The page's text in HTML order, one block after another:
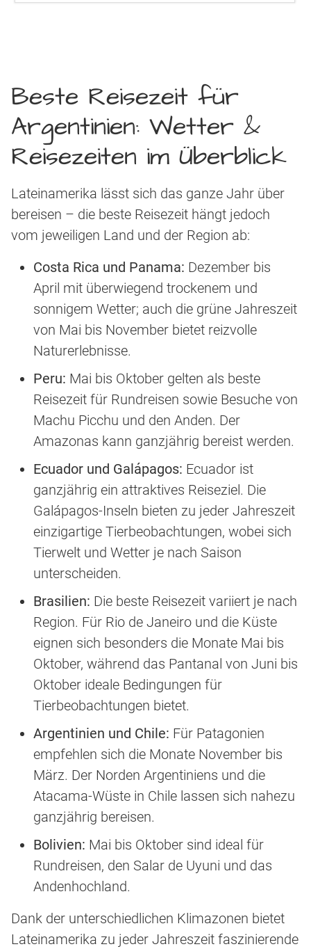
Beste Reisezeit für
Argentinien: Wetter &
Reisezeiten im Überblick
Lateinamerika lässt sich das ganze Jahr über
bereisen – die beste Reisezeit hängt jedoch
vom jeweiligen Land und der Region ab:
Costa Rica und Panama: Dezember bis
April mit überwiegend trockenem und
sonnigem Wetter; auch die grüne Jahreszeit
von Mai bis November bietet reizvolle
Naturerlebnisse.
Peru: Mai bis Oktober gelten als beste
Reisezeit für Rundreisen sowie Besuche von
Machu Picchu und den Anden. Der
Amazonas kann ganzjährig bereist werden.
Ecuador und Galápagos: Ecuador ist
ganzjährig ein attraktives Reiseziel. Die
Galápagos-Inseln bieten zu jeder Jahreszeit
einzigartige Tierbeobachtungen, wobei sich
Tierwelt und Wetter je nach Saison
unterscheiden.
Brasilien: Die beste Reisezeit variiert je nach
Region. Für Rio de Janeiro und die Küste
eignen sich besonders die Monate Mai bis
Oktober, während das Pantanal von Juni bis
Oktober ideale Bedingungen für
Tierbeobachtungen bietet.
Argentinien und Chile: Für Patagonien
empfehlen sich die Monate November bis
März. Der Norden Argentiniens und die
Atacama-Wüste in Chile lassen sich nahezu
ganzjährig bereisen.
Bolivien: Mai bis Oktober sind ideal für
Rundreisen, den Salar de Uyuni und das
Andenhochland.
Dank der unterschiedlichen Klimazonen bietet
Lateinamerika zu jeder Jahreszeit faszinierende